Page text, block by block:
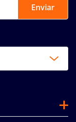
Enviar